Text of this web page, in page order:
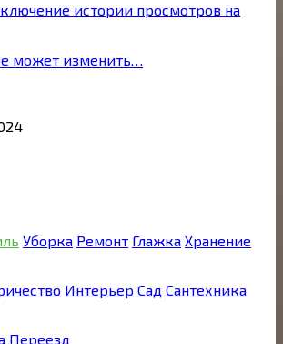
истории просмотров на
может изменить…
Уборка Ремонт Глажка Хранение
Интерьер Сад Сантехника
Переезд